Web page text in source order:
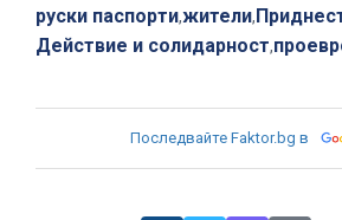
руски паспорти,жители,
Действие и солидарност,
Последвайте Faktor.bg в